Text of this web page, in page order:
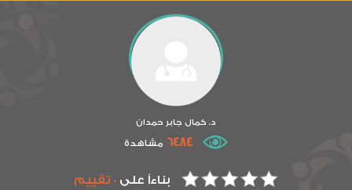
د. كمال جابر حمدان
6484 مشاهدة
بناءاً على0 تقييم